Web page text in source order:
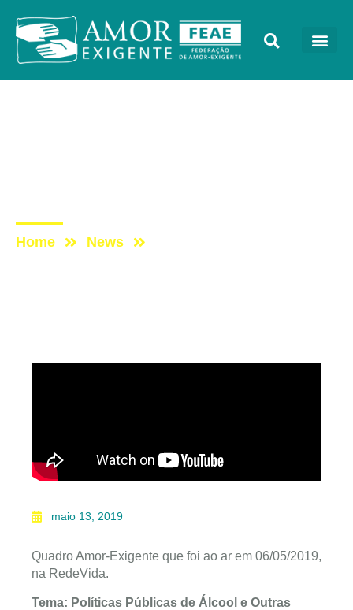
Home News
maio 13, 2019
Quadro Amor-Exigente que foi ao ar em 06/05/2019,
na RedeVida.
Tema: Políticas Públicas de Álcool e Outras